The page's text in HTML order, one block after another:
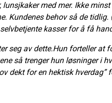
med mer. Ikke
Kundenes behov så de
kasser for å få
seg av dette.Hun forteller at
så trenger hun løsninger i
dekt for en hektisk